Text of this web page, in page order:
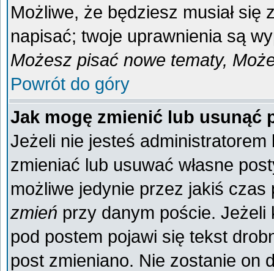
Możliwe, że będziesz musiał się
napisać; twoje uprawnienia są
Możesz pisać nowe tematy,
Powrót do góry
Jak mogę zmienić lub usunąć
Jeżeli nie jesteś
zmieniać lub usuwać własne
możliwe jedynie przez jakiś
zmień przy danym poście. Jeżeli
pod postem pojawi się tekst
post zmieniano. Nie zostanie on